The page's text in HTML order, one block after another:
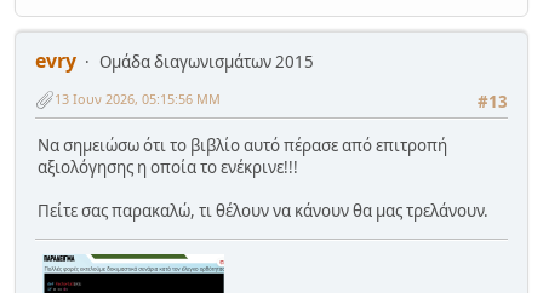
evry
Ομάδα διαγωνισμάτων 2015
#13
13 Ιουν 2026, 05:15:56 ΜΜ
Να σημειώσω ότι το βιβλίο αυτό πέρασε από επιτροπή
αξιολόγησης η οποία το ενέκρινε!!!
Πείτε σας παρακαλώ, τι θέλουν να κάνουν θα μας τρελάνουν.